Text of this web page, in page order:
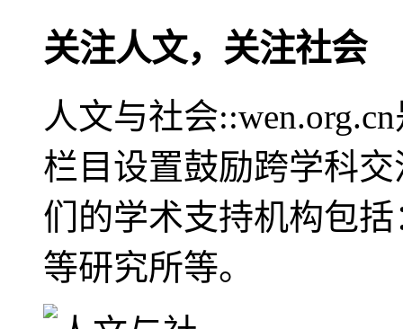
关注人文，关注社会
人文与社会
栏目设置鼓励跨学科
们的学术支持机构包
等研究所等。